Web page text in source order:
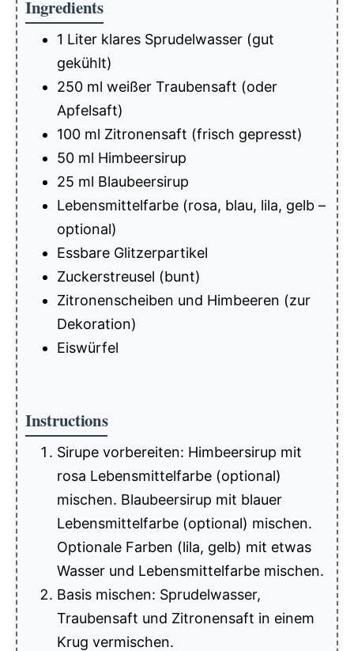
Ingredients
1 Liter klares Sprudelwasser (gut
gekühlt)
250 ml weißer Traubensaft (oder
Apfelsaft)
100 ml Zitronensaft (frisch gepresst)
50 ml Himbeersirup
25 ml Blaubeersirup
Lebensmittelfarbe (rosa, blau, lila, gelb –
optional)
Essbare Glitzerpartikel
Zuckerstreusel (bunt)
Zitronenscheiben und Himbeeren (zur
Dekoration)
Eiswürfel
Instructions
Sirupe vorbereiten: Himbeersirup mit
rosa Lebensmittelfarbe (optional)
mischen. Blaubeersirup mit blauer
Lebensmittelfarbe (optional) mischen.
Optionale Farben (lila, gelb) mit etwas
Wasser und Lebensmittelfarbe mischen.
Basis mischen: Sprudelwasser,
Traubensaft und Zitronensaft in einem
Krug vermischen.